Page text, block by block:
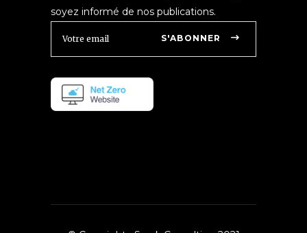
soyez informé de nos publications.
S'ABONNER